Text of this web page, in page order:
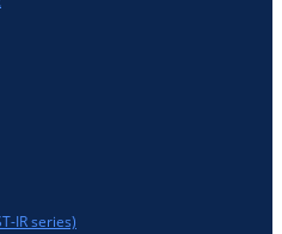
IR series)